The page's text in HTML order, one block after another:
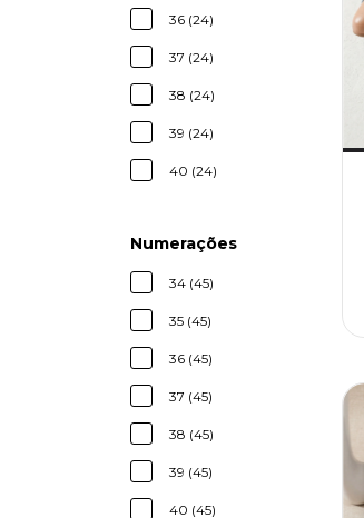
36 (24)
37 (24)
38 (24)
39 (24)
40 (24)
Numerações
34 (45)
35 (45)
36 (45)
37 (45)
38 (45)
39 (45)
40 (45)